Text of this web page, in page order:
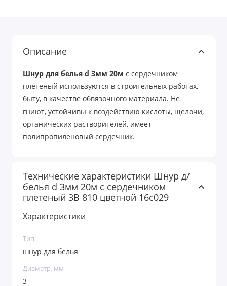
Описание
Шнур для белья d 3мм 20м с сердечником
плетеный используются в строительных работах,
быту, в качестве обвязочного материала. Не
гниют, устойчивы к воздействию кислоты, щелочи,
органических растворителей, имеет
полипропиленовый сердечник.
Технические характеристики Шнур д/
белья d 3мм 20м с сердечником
плетеный 3В 810 цветной 16с029
Характеристики
Тип
шнур для белья
Диаметр, мм
3